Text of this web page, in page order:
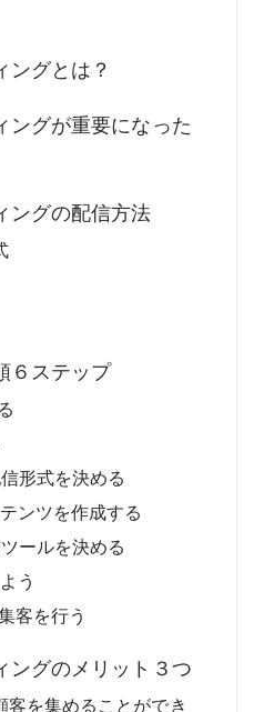
ングとは？
ングが重要になった
ングの配信方法
６ステップ
形式を決める
ンツを作成する
ールを決める
う
客を行う
ングのメリット３つ
客を集めることができ